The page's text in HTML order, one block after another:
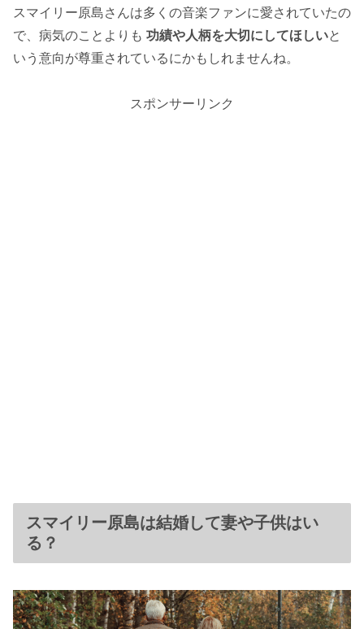
スマイリー原島さんは多くの音楽ファンに愛されていたの
で、病気のことよりも 功績や人柄を大切にしてほしいと
いう意向が尊重されているにかもしれませんね。
スポンサーリンク
スマイリー原島は結婚して妻や子供はい
る？